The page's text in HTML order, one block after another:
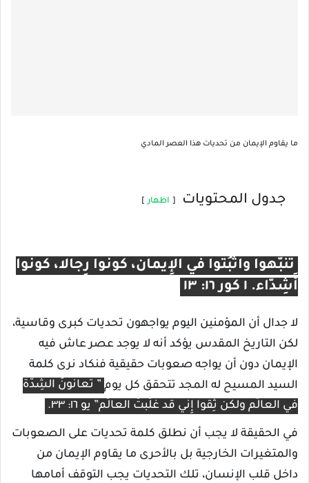
ما يقاوم الإيمان من تحديات هذا العصر المادي
جدول المحتويات اظهار
تَنَبَّهوا واثبُتوا في الإِيمان، كونوا رِجالا، كونوا
أَشِدَّاء. ١ كور ١٦: ١٣
لا جدال أن المؤمنين اليوم يواجهون تحديات كبرى وقاسية،
لكن التاريخ المقدس يؤكد أنه لا يوجد عصر عاش فيه
الإيمان دون أن يواجه صعوبات حقيقية فنكاد نرى كلمة
السيد المسيح له المجد تتحقق كل يوم ” تُعانونَ الشِدَّةَ
في العالَم ولكن ثِقوا إِنِّي قد غَلَبتُ العالَم” يو ١٦: ٣٣.
في الحقيقة لا يجب أن نطلق كلمة تحديات على الصعوبات
والمتغيرات الخارجية بل بالأحرى ما يقاوم الإيمان من
داخل قلب الإنسان، تلك التحديات يجب التوقف أمامها